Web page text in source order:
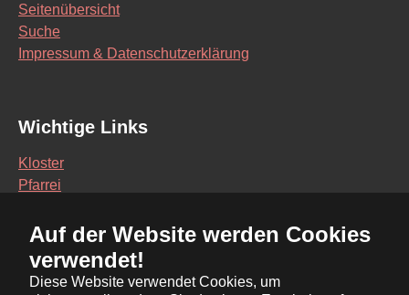
Auf der Website werden Cookies
verwendet!
Diese Website verwendet Cookies, um
Seitenübersicht
Suche
Impressum & Datenschutzerklärung
Wichtige Links
Kloster
Pfarrei
Vereine
Interaktive Karte